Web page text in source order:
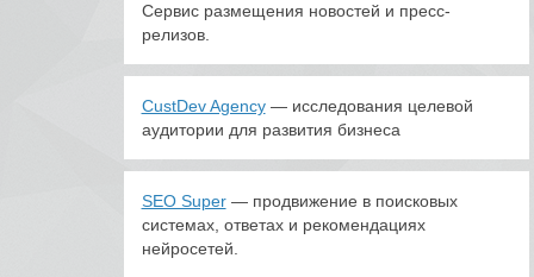
Сервис размещения новостей и пресс-
релизов.
CustDev Agency— исследования целевой
аудитории для развития бизнеса
SEO Super— продвижение в поисковых
системах, ответах и рекомендациях
нейросетей.